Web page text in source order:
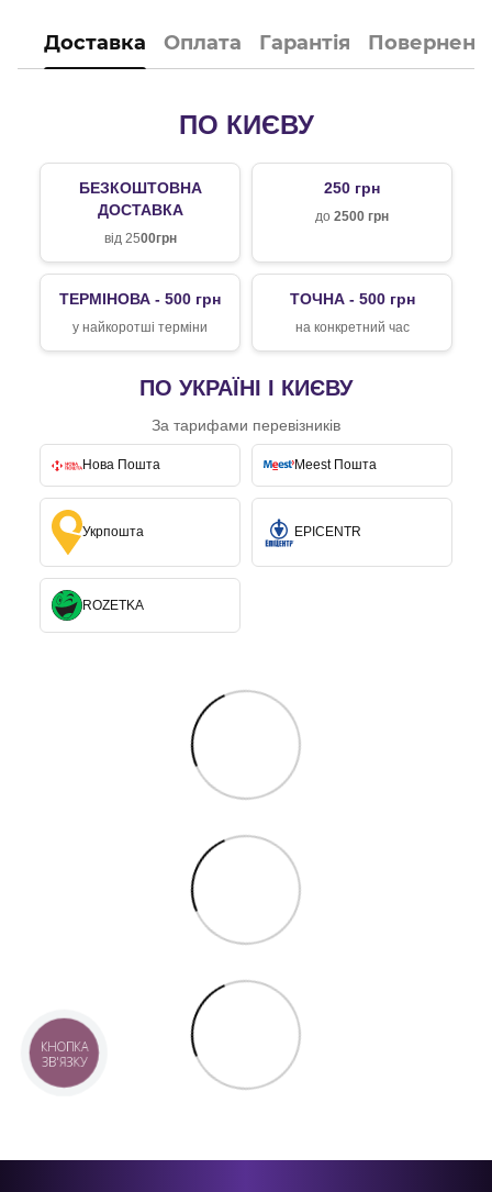
Доставка Оплата Гарантія
ПО КИЄВУ
БЕЗКОШТОВНА
ДОСТАВКА
від 2500грн
250 грн
до 2500 грн
ТЕРМІНОВА - 500 грн
у найкоротші терміни
ТОЧНА - 500 грн
на конкретний час
ПО УКРАЇНІ І КИЄВУ
За тарифами перевізників
Нова Пошта Meest Пошта
Укрпошта EPICENTR
ROZETKA
КНОПКА
ЗВ'ЯЗКУ